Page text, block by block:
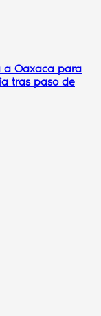
a Oaxaca para
tras paso de